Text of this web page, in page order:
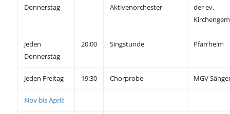
Donnerstag
Aktivenorchester
der ev.
Jeden
Donnerstag
20:00 Singstunde Pfarrheim
Jeden Freitag 19:30 Chorprobe MGV
Nov bis April: